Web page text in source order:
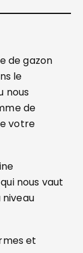
de gazon
le
nous
de
votre
nous vaut
et